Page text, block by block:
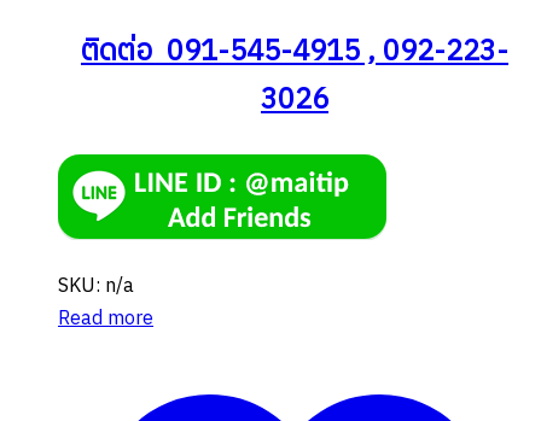
ติดต่อ 091-545-4915 , 092-223-
3026
SKU: n/a
Read more